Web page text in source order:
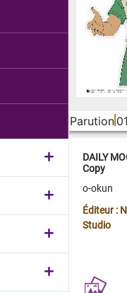
Parution
DAILY
Copy
o-okun
Éditeur :
Studio